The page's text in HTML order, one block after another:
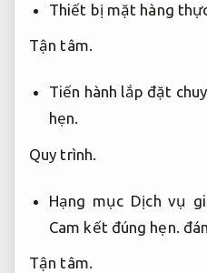
Thiết bị mặt hàng
Tận tâm.
Tiến hành lắp đặt
hẹn.
Quy trình.
Hạng mục Dịch vụ
Cam kết đúng hẹn.
Tận tâm.